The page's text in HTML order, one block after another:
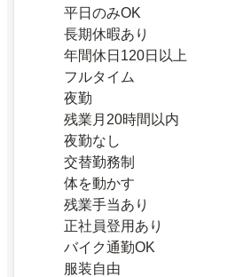
平日のみOK
長期休暇あり
年間休日120日以上
フルタイム
夜勤
残業月20時間以内
夜勤なし
交替勤務制
体を動かす
残業手当あり
正社員登用あり
バイク通勤OK
服装自由